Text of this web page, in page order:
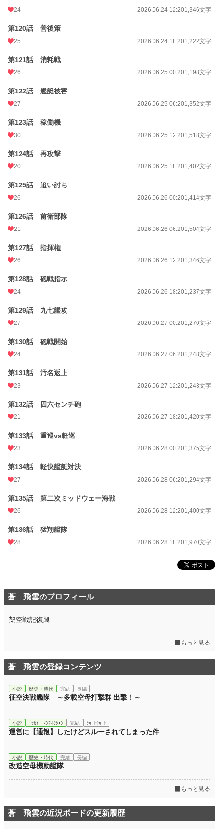
24 2026.06.24 12:201,346文字
第120話 善後策
25 2026.06.24 18:201,222文字
第121話 消耗戦
26 2026.06.25 00:201,198文字
第122話 艦艇被害
27 2026.06.25 06:201,352文字
第123話 稼働機
30 2026.06.25 12:201,518文字
第124話 再攻撃
20 2026.06.25 18:201,402文字
第125話 追い討ち
26 2026.06.26 00:201,414文字
第126話 前衛部隊
21 2026.06.26 06:201,504文字
第127話 指揮権
26 2026.06.26 12:201,346文字
第128話 砲戦指示
24 2026.06.26 18:201,237文字
第129話 九七艦攻
27 2026.06.27 00:201,270文字
第130話 砲戦開始
24 2026.06.27 06:201,248文字
第131話 汚名返上
23 2026.06.27 12:201,243文字
第132話 四六センチ砲
21 2026.06.27 18:201,420文字
第133話 重巡vs軽巡
23 2026.06.28 00:201,375文字
第134話 軽快艦艇対決
27 2026.06.28 06:201,294文字
第135話 第二次ミッドウェー海戦
26 2026.06.28 12:201,400文字
第136話 猛翔艦隊
28 2026.06.28 18:201,970文字
蒼 飛雲のプロフィール
架空戦記復興
もっと見る
蒼 飛雲の登録コンテンツ
小説 歴史・時代 完結 長編
征空決戦艦隊 ～多載空母打撃群 出撃！～
小説 ｴｯｾｲ・ﾉﾝﾌｨｸｼｮﾝ 完結 ｼｮｰﾄｼｮｰﾄ
運営に【通報】したけどスルーされてしまった件
小説 歴史・時代 完結 長編
改造空母機動艦隊
もっと見る
蒼 飛雲の近況ボードの更新履歴